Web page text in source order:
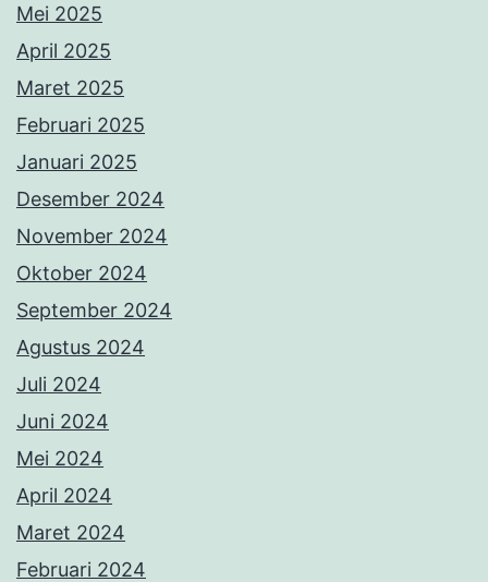
Mei 2025
April 2025
Maret 2025
Februari 2025
Januari 2025
Desember 2024
November 2024
Oktober 2024
September 2024
Agustus 2024
Juli 2024
Juni 2024
Mei 2024
April 2024
Maret 2024
Februari 2024